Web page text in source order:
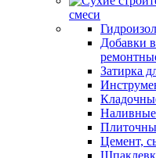
смеси
Добавки
Затирка
Цемент,